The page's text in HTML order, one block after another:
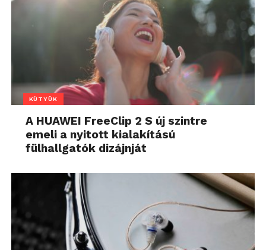
KÜTYÜK
A HUAWEI FreeClip 2 S új szintre
emeli a nyitott kialakítású
fülhallgatók dizájnját